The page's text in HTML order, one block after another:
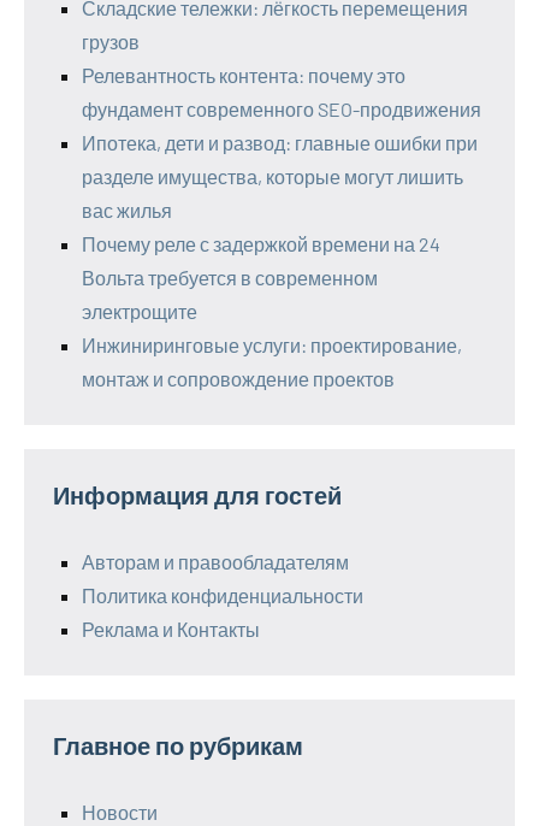
Складские тележки: лёгкость перемещения
грузов
Релевантность контента: почему это
фундамент современного SEO-продвижения
Ипотека, дети и развод: главные ошибки при
разделе имущества, которые могут лишить
вас жилья
Почему реле с задержкой времени на 24
Вольта требуется в современном
электрощите
Инжиниринговые услуги: проектирование,
монтаж и сопровождение проектов
Информация для гостей
Авторам и правообладателям
Политика конфиденциальности
Реклама и Контакты
Главное по рубрикам
Новости